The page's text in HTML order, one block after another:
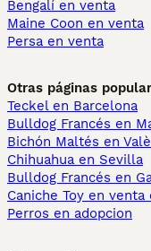
Bengalí en venta
Maine Coon en venta
Persa en venta
Otras páginas
Teckel en Barcelona
Bulldog Francés en
Bichón Maltés en
Chihuahua en Sevilla
Bulldog Francés en
Caniche Toy en venta
Perros en adopcion